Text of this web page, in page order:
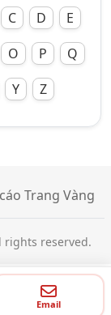
Email
C D
E
O P
Q
Y Z
Trang Vàng
rights reserved.